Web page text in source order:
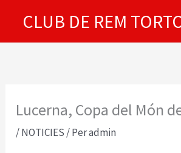
contingut
CLUB DE REM
Lucerna, Copa del Món
/NOTICIES / Peradmin